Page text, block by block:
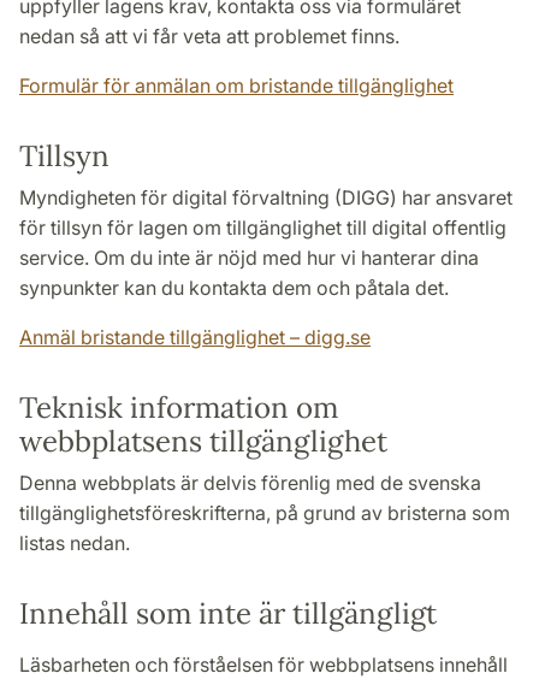
uppfyller lagens krav, kontakta oss via formuläret
nedan så att vi får veta att problemet finns.
Formulär för anmälan om bristande tillgänglighet
Tillsyn
Myndigheten för digital förvaltning (DIGG) har ansvaret
för tillsyn för lagen om tillgänglighet till digital offentlig
service. Om du inte är nöjd med hur vi hanterar dina
synpunkter kan du kontakta dem och påtala det.
Anmäl bristande tillgänglighet – digg.se
Teknisk information om
webbplatsens tillgänglighet
Denna webbplats är delvis förenlig med de svenska
tillgänglighetsföreskrifterna, på grund av bristerna som
listas nedan.
Innehåll som inte är tillgängligt
Läsbarheten och förståelsen för webbplatsens innehåll